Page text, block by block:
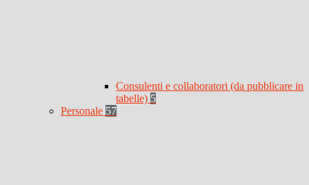
Consulenti e collaboratori (da pubblicare in
tabelle) 5
Personale 57